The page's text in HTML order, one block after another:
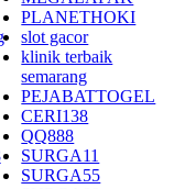
PLANETHOKI
slot gacor
klinik terbaik
semarang
PEJABATTOGEL
CERI138
QQ888
SURGA11
SURGA55